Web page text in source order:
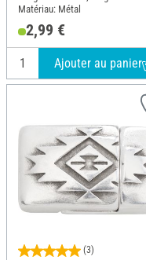
Matériau: Métal
2,99 €
Ajouter au panier
(3)